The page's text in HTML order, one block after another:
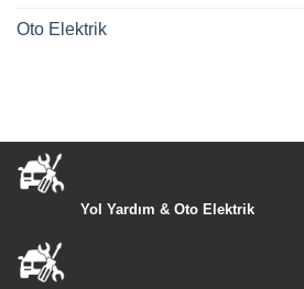
Oto Elektrik
Yol Yardım & Oto Elektrik